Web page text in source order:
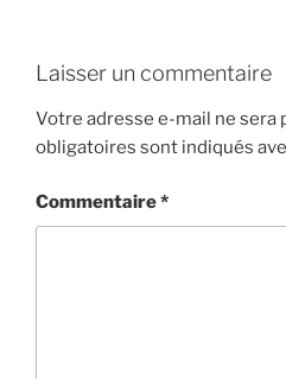
Laisser un commentaire
Votre adresse e-mail ne sera
obligatoires sont indiqués
Commentaire*